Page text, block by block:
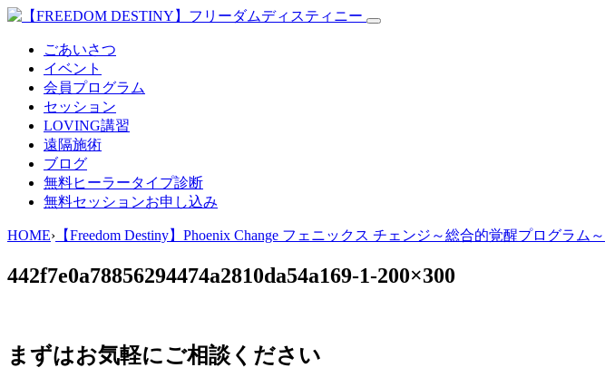
ごあいさつ
イベント
会員プログラム
セッション
LOVING講習
遠隔施術
ブログ
無料ヒーラータイプ診断
無料セッションお申し込み
HOME› 【Freedom Destiny】Phoenix Change フェニックス チェンジ～総合的覚醒プログラム～
442f7e0a78856294474a2810da54a169-1-200×300
まずはお気軽にご相談ください